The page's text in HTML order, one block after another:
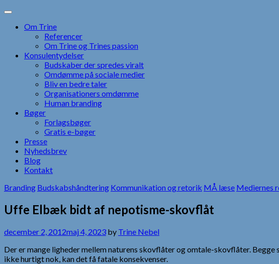
Skip
contentOm Trine
Referencer
Om Trine og Trines passion
Konsulentydelser
Budskaber der spredes viralt
Omdømme på sociale medier
Bliv en bedre taler
Organisationers omdømme
Human branding
Bøger
Forlagsbøger
Gratis e-bøger
Presse
Nyhedsbrev
Blog
Kontakt
Branding Budskabshåndtering Kommunikation og retorik MÅ læse Mediernes
Uffe Elbæk bidt af nepotisme-skovflåt
december 2, 2012maj 4, 2023 by Trine Nebel
Der er mange ligheder mellem naturens skovflåter og omtale-skovflåter.
ikke hurtigt nok, kan det få fatale konsekvenser.